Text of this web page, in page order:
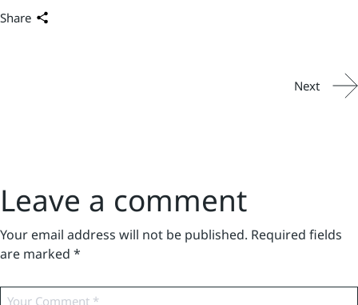
Share
Next
Leave a comment
Your email address will not be published. Required fields
are marked *